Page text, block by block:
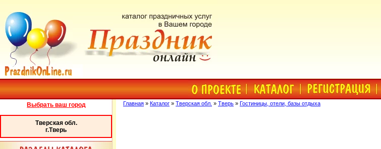
Выбрать ваш город
Тверская обл.
г.Тверь
Главная » Каталог » Тверская обл. » Тверь » Гостиницы, отели, базы отдыха